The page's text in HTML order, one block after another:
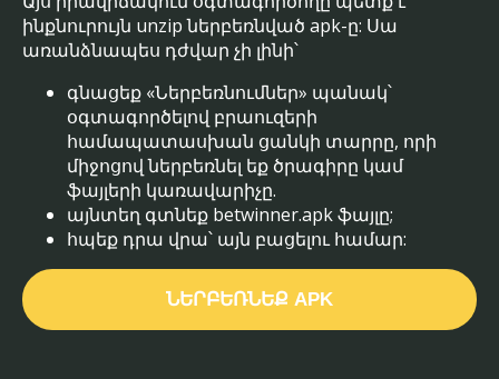
ինքնուրույն unzip ներբեռնված apk-ը: Սա
առանձնապես դժվար չի լինի՝
գնացեք «Ներբեռնումներ» պանակ՝
օգտագործելով բրաուզերի
համապատասխան ցանկի տարրը, որի
միջոցով ներբեռնել եք ծրագիրը կամ
ֆայլերի կառավարիչը.
այնտեղ գտնեք betwinner.apk ֆայլը;
հպեք դրա վրա՝ այն բացելու համար:
ՆԵՐԲԵՌՆԵՔ APK